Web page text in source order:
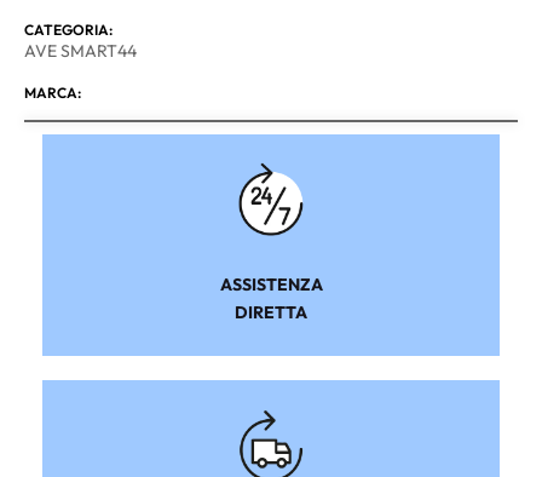
CATEGORIA:
AVE SMART44
MARCA:
ASSISTENZA
DIRETTA